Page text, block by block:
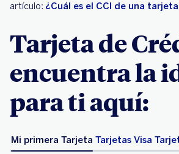
artículo: ¿Cuál es el CCI de una
Tarjeta de
encuentra la
para ti aquí:
Mi primera Tarjeta Tarjetas Visa